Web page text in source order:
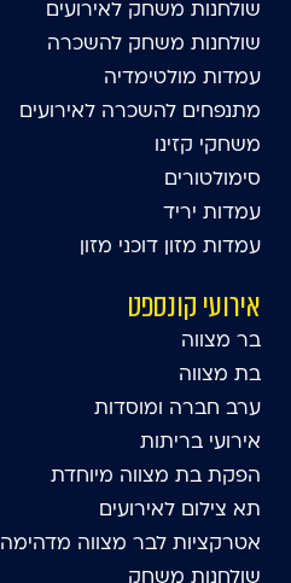
שולחנות משחק לאירועים
שולחנות משחק להשכרה
עמדות מולטימדיה
מתנפחים להשכרה לאירועים
משחקי קזינו
סימולטורים
עמדות יריד
עמדות מזון דוכני מזון
אירועי קונספט
בר מצווה
בת מצווה
ערב חברה ומוסדות
אירועי בריתות
הפקת בת מצווה מיוחדת
תא צילום לאירועים
אטרקציות לבר מצווה מדהימה
שולחנות משחק